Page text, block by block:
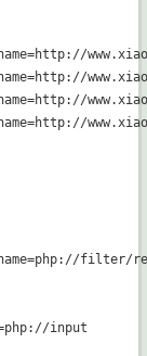
filter/
input